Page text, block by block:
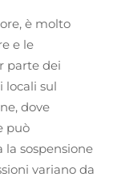
è molto
e le
parte dei
locali sul
dove
può
sospensione
variano da